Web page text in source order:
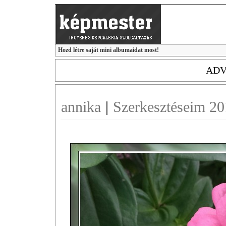
Hozd létre saját mini albumaidat most!
annika | Szerkesztéseim